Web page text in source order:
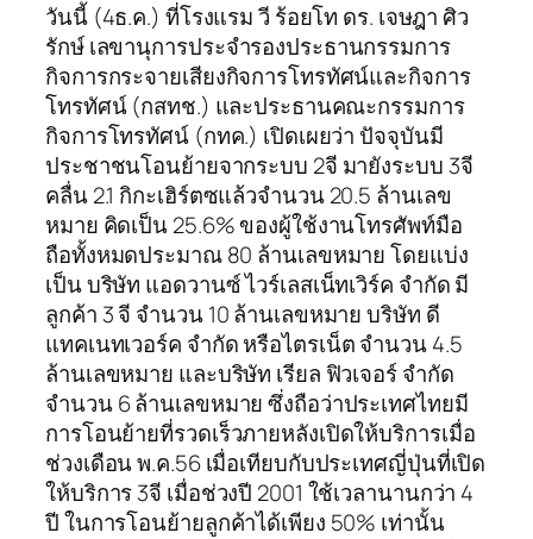
วันนี้ (4ธ.ค.) ที่โรงแรม วี ร้อยโท ดร. เจษฎา ศิว
รักษ์ เลขานุการประจำรองประธานกรรมการ
กิจการกระจายเสียงกิจการโทรทัศน์และกิจการ
โทรทัศน์ (กสทช.) และประธานคณะกรรมการ
กิจการโทรทัศน์ (กทค.) เปิดเผยว่า ปัจจุบันมี
ประชาชนโอนย้ายจากระบบ 2จี มายังระบบ 3จี
คลื่น 2.1 กิกะเฮิร์ตซแล้วจำนวน 20.5 ล้านเลข
หมาย คิดเป็น 25.6% ของผู้ใช้งานโทรศัพท์มือ
ถือทั้งหมดประมาณ 80 ล้านเลขหมาย โดยแบ่ง
เป็น บริษัท แอดวานซ์ ไวร์เลสเน็ทเวิร์ค จำกัด มี
ลูกค้า 3 จี จำนวน 10 ล้านเลขหมาย บริษัท ดี
แทคเนทเวอร์ค จำกัด หรือไตรเน็ต จำนวน 4.5
ล้านเลขหมาย และบริษัท เรียล ฟิวเจอร์ จำกัด
จำนวน 6 ล้านเลขหมาย ซึ่งถือว่าประเทศไทยมี
การโอนย้ายที่รวดเร็วภายหลังเปิดให้บริการเมื่อ
ช่วงเดือน พ.ค.56 เมื่อเทียบกับประเทศญี่ปุ่นที่เปิด
ให้บริการ 3จี เมื่อช่วงปี 2001 ใช้เวลานานกว่า 4
ปี ในการโอนย้ายลูกค้าได้เพียง 50% เท่านั้น